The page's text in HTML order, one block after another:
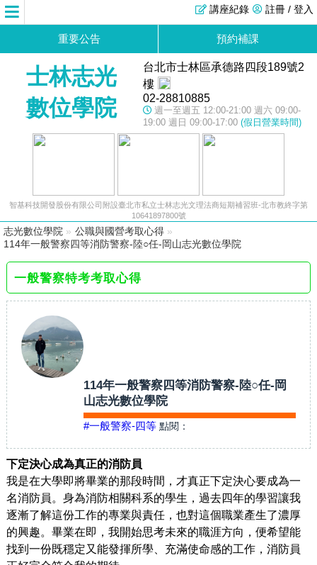
註冊 / 登入
講座紀錄
重要公告 預約補課
士林志光
數位學院
台北市士林區承德路四段189號2
樓
02-28810885
週一至週五 12:00-21:00 週六 09:00-
19:00 週日 09:00-17:00 (假日營業時間)
智基科技開發股份有限公司附設臺北市私立士林志光文理法商短期補習班-北市教終字第
10641897800號
志光數位學院 » 公職與國營考取心得 »
114年一般警察四等消防警察-陸○任-岡山志光數位學院
一般警察特考考取心得
114年一般警察四等消防警察-陸○任-岡
山志光數位學院
#一般警察-四等 點閱：
下定決心成為真正的消防員
我是在大學即將畢業的那段時間，才真正下定決心要成為一
名消防員。身為消防相關科系的學生，過去四年的學習讓我
逐漸了解這份工作的專業與責任，也對這個職業產生了濃厚
的興趣。畢業在即，我開始思考未來的職涯方向，便希望能
找到一份既穩定又能發揮所學、充滿使命感的工作，消防員